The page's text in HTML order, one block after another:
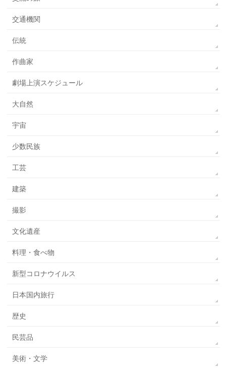
交通機関
伝統
作曲家
劇場上演スケジュール
大自然
宇宙
少数民族
工芸
建築
撮影
文化遺産
料理・食べ物
新型コロナウイルス
日本国内旅行
歴史
民芸品
美術・文学